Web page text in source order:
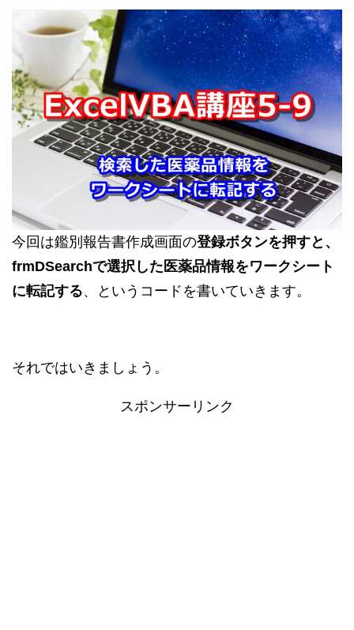
今回は鑑別報告書作成画面の登録ボタンを押すと、
frmDSearchで選択した医薬品情報をワークシート
に転記する、というコードを書いていきます。
それではいきましょう。
スポンサーリンク